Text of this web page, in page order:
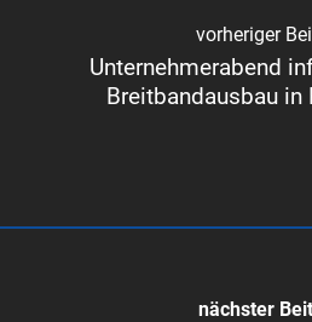
vorheriger
Unternehmerabend
Breitbandausbau in
nächster